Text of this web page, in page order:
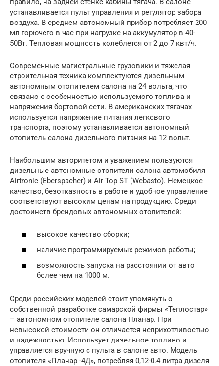
правило, на задней стенке кабины тягача. В салоне
устанавливается пульт управления и регулятор забора
воздуха. В среднем автономный прибор потребляет 200
мл горючего в час при нагрузке на аккумулятор в 40-
50Вт. Тепловая мощность колеблется от 2 до 7 квт/ч.
Современные магистральные грузовики и тяжелая
строительная техника комплектуются дизельным
автономным отопителем салона на 24 вольта, что
связано с особенностью используемого топлива и
напряжения бортовой сети. В американских тягачах
используется напряжение питания легкового
транспорта, поэтому устанавливается автономный
отопитель салона дизельного питания на 12 вольт.
Наибольшим авторитетом и уважением пользуются
дизельные автономные отопители салона автомобиля
Airtronic (Eberspacher) и Air Top ST (Webasto). Немецкое
качество, безотказность в работе и удобное управление
соответствуют высоким ценам на продукцию. Среди
достоинств брендовых автономных отопителей:
высокое качество сборки;
наличие программируемых режимов работы;
возможность запуска на расстоянии от авто
более чем на 1000 м.
Среди российских моделей стоит упомянуть о
собственной разработке самарской фирмы «Теплостар»
– автономном отопителе салона Планар. При
невысокой стоимости он отличается неприхотливостью
и надежностью. Использует дизельное топливо и
управляется вручную с пульта в салоне авто. Модель
отопителя «Планар -4Д», потребляя 0,12-0.4 литра дизеля